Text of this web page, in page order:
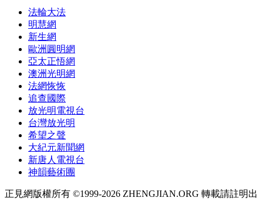
法輪大法
明慧網
新生網
歐洲圓明網
亞太正悟網
澳洲光明網
法網恢恢
追查國際
放光明電視台
台灣放光明
希望之聲
大紀元新聞網
新唐人電視台
神韻藝術團
正見網版權所有 ©1999-2026 ZHENGJIAN.ORG 轉載請註明出